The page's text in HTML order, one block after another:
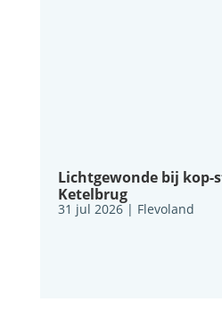
Lichtgewonde bij
Ketelbrug
31 jul 2026| Flevoland